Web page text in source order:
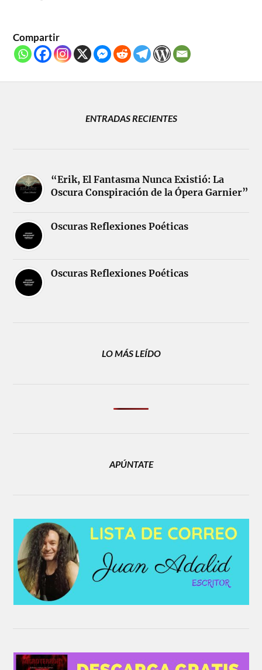
Compartir
ENTRADAS RECIENTES
“Erik, El Fantasma Nunca Existió: La
Oscura Conspiración de la Ópera Garnier”
Oscuras Reflexiones Poéticas
Oscuras Reflexiones Poéticas
LO MÁS LEÍDO
APÚNTATE